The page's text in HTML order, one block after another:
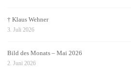
† Klaus Wehner
3. Juli 2026
Bild des Monats – Mai 2026
2. Juni 2026